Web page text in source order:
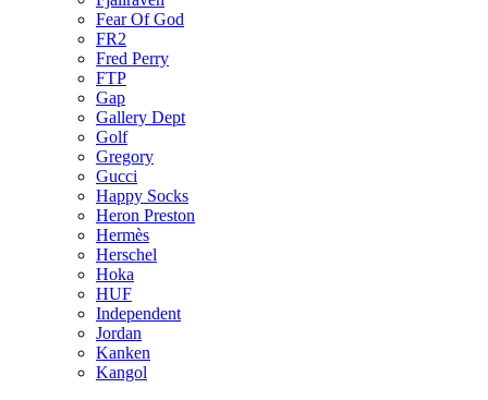
Fear Of God
FR2
Fred Perry
FTP
Gap
Gallery Dept
Golf
Gregory
Gucci
Happy Socks
Heron Preston
Hermès
Hersсhel
Hoka
HUF
Independent
Jordan
Kanken
Kangol